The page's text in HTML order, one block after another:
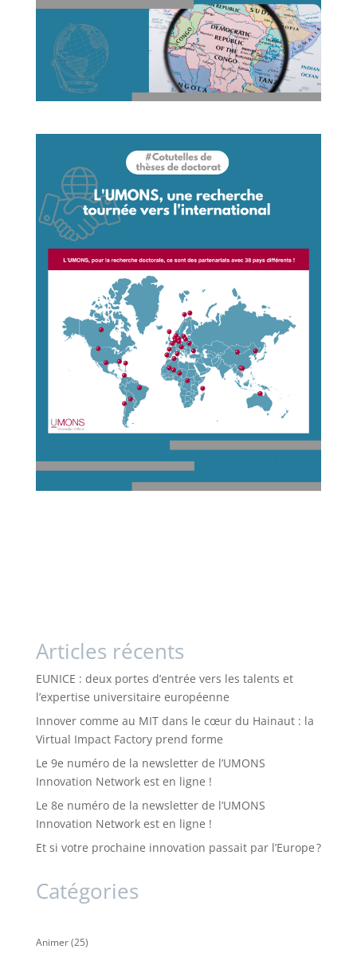
Articles récents
EUNICE : deux portes d’entrée vers les talents et
l’expertise universitaire européenne
Innover comme au MIT dans le cœur du Hainaut : la
Virtual Impact Factory prend forme
Le 9e numéro de la newsletter de l’UMONS
Innovation Network est en ligne !
Le 8e numéro de la newsletter de l’UMONS
Innovation Network est en ligne !
Et si votre prochaine innovation passait par l’Europe ?
Catégories
Animer(25)